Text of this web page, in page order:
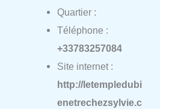
Quartier :
Téléphone :
+33783257084
Site internet :
http://letempledubi
enetrechezsylvie.c